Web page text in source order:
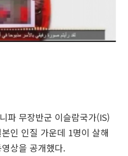
파 무장반군 이슬람국가(IS)
인 인질 가운데 1명이 살해
상을 공개했다.